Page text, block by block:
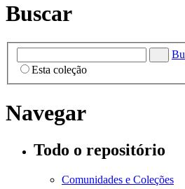
Buscar
Esta coleção
Navegar
Todo o repositório
Comunidades e Coleções